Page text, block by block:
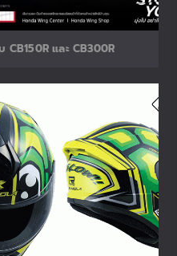
CB150R และ CB300R